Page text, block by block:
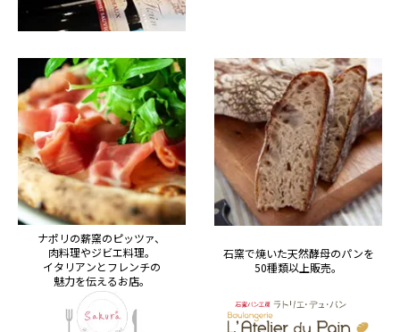
ナポリの薪窯のピッツァ、
肉料理やジビエ料理。
イタリアンとフレンチの
魅力を伝えるお店。
石窯で焼いた天然酵母のパンを
50種類以上販売。